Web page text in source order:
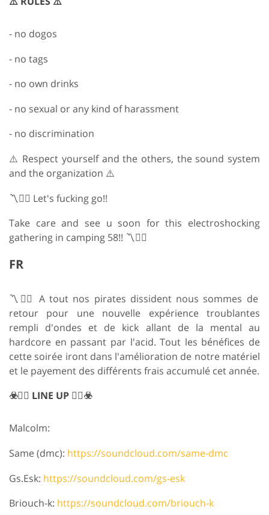
- no dogos
- no tags
- no own drinks
- no sexual or any kind of harassment
- no discrimination
⚠️ Respect yourself and the others, the sound system
and the organization ⚠️
〽️🏴‍☠️ Let's fucking go!!
Take care and see u soon for this electroshocking
gathering in camping 58!! 〽️🏴‍☠️
FR
〽️🏴‍☠️ A tout nos pirates dissident nous sommes de
retour pour une nouvelle expérience troublantes
rempli d'ondes et de kick allant de la mental au
hardcore en passant par l'acid. Tout les bénéfices de
cette soirée iront dans l'amélioration de notre matériel
et le payement des différents frais accumulé cet année.
☣️🏴‍☠️ LINE UP 🏴‍☠️☣️
Malcolm:
Same (dmc): https://soundcloud.com/same-dmc
Gs.Esk: https://soundcloud.com/gs-esk
Briouch-k: https://soundcloud.com/briouch-k